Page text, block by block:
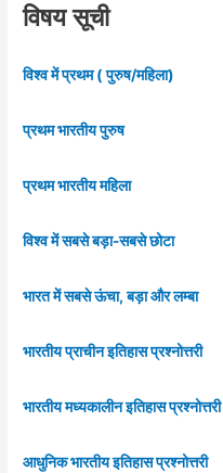
विषय सूची
विश्व में प्रथम ( पुरुष/महिला)
प्रथम भारतीय पुरुष
प्रथम भारतीय महिला
विश्व में सबसे बड़ा-सबसे छोटा
भारत में सबसे ऊंचा, बड़ा और लम्बा
भारतीय प्राचीन इतिहास प्रश्नोत्तरी
भारतीय मध्यकालीन इतिहास प्रश्नोत्तरी
आधुनिक भारतीय इतिहास प्रश्नोत्तरी